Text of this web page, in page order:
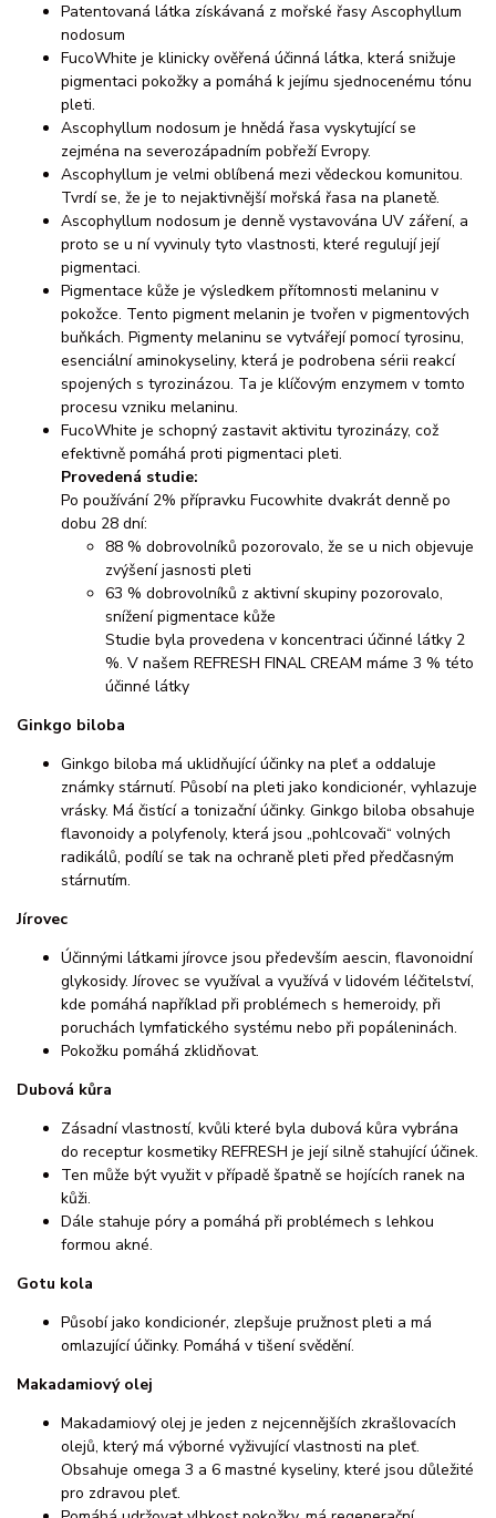
Patentovaná látka získávaná z mořské řasy Ascophyllum
nodosum
FucoWhite je klinicky ověřená účinná látka, která snižuje
pigmentaci pokožky a pomáhá k jejímu sjednocenému tónu
pleti.
Ascophyllum nodosum je hnědá řasa vyskytující se
zejména na severozápadním pobřeží Evropy.
Ascophyllum je velmi oblíbená mezi vědeckou komunitou.
Tvrdí se, že je to nejaktivnější mořská řasa na planetě.
Ascophyllum nodosum je denně vystavována UV záření, a
proto se u ní vyvinuly tyto vlastnosti, které regulují její
pigmentaci.
Pigmentace kůže je výsledkem přítomnosti melaninu v
pokožce. Tento pigment melanin je tvořen v pigmentových
buňkách. Pigmenty melaninu se vytvářejí pomocí tyrosinu,
esenciální aminokyseliny, která je podrobena sérii reakcí
spojených s tyrozinázou. Ta je klíčovým enzymem v tomto
procesu vzniku melaninu.
FucoWhite je schopný zastavit aktivitu tyrozinázy, což
efektivně pomáhá proti pigmentaci pleti.
Provedená studie:
Po používání 2% přípravku Fucowhite dvakrát denně po
dobu 28 dní:
88 % dobrovolníků pozorovalo, že se u nich objevuje
zvýšení jasnosti pleti
63 % dobrovolníků z aktivní skupiny pozorovalo,
snížení pigmentace kůže
Studie byla provedena v koncentraci účinné látky 2
%. V našem REFRESH FINAL CREAM máme 3 % této
účinné látky
Ginkgo biloba
Ginkgo biloba má uklidňující účinky na pleť a oddaluje
známky stárnutí. Působí na pleti jako kondicionér, vyhlazuje
vrásky. Má čistící a tonizační účinky. Ginkgo biloba obsahuje
flavonoidy a polyfenoly, která jsou „pohlcovači“ volných
radikálů, podílí se tak na ochraně pleti před předčasným
stárnutím.
Jírovec
Účinnými látkami jírovce jsou především aescin, flavonoidní
glykosidy. Jírovec se využíval a využívá v lidovém léčitelství,
kde pomáhá například při problémech s hemeroidy, při
poruchách lymfatického systému nebo při popáleninách.
Pokožku pomáhá zklidňovat.
Dubová kůra
Zásadní vlastností, kvůli které byla dubová kůra vybrána
do receptur kosmetiky REFRESH je její silně stahující účinek.
Ten může být využit v případě špatně se hojících ranek na
kůži.
Dále stahuje póry a pomáhá při problémech s lehkou
formou akné.
Gotu kola
Působí jako kondicionér, zlepšuje pružnost pleti a má
omlazující účinky. Pomáhá v tišení svědění.
Makadamiový olej
Makadamiový olej je jeden z nejcennějších zkrašlovacích
olejů, který má výborné vyživující vlastnosti na pleť.
Obsahuje omega 3 a 6 mastné kyseliny, které jsou důležité
pro zdravou pleť.